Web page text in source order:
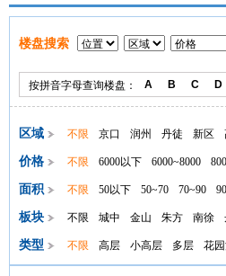
楼盘搜索
按拼音字母查询楼盘： A B C D
区域 不限 京口 润州 丹徒 新区
价格 不限 6000以下 6000~8000
面积 不限 50以下 50~70 70~90
板块 不限 城中 金山 朱方 南徐
类型 不限 高层 小高层 多层 花